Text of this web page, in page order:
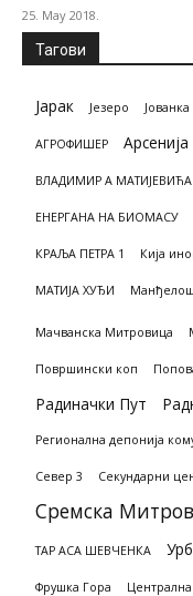
25. May 2018.
Тагови
Јарак Језеро
АГРОФИШЕР
ВЛАДИМИР А МАТИЈЕВИЋА
ЕНЕРГАНА НА БИОМАСУ
КРАЉА ПЕТРА 1 Кија
МАТИЈА ХУЂИ
Мачванска Митровица
Површински коп
Радиначки Пут
Регионална депонија
Север 3 Секундарни
Сремска
ТАР АСА ШЕВЧЕНКА
Фрушка Гора